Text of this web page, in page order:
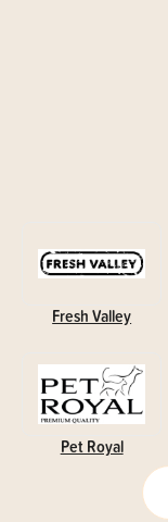
Fresh Valley
Pet Royal